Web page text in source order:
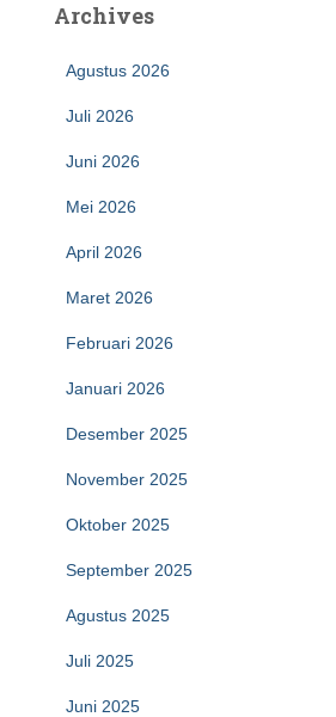
Archives
Agustus 2026
Juli 2026
Juni 2026
Mei 2026
April 2026
Maret 2026
Februari 2026
Januari 2026
Desember 2025
November 2025
Oktober 2025
September 2025
Agustus 2025
Juli 2025
Juni 2025